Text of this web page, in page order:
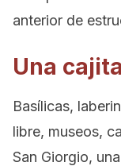
anterior de
Una
Basílicas,
libre, museos,
San Giorgio,